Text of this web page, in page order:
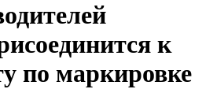
к
по маркировке